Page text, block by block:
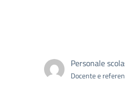
Personale
Docente e